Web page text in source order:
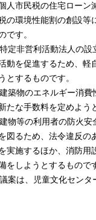
人市民税の住宅ローン
の環境性能割の創設等
です。
定非営利活動法人の設
動を促進するため、軽
とするものです。
築物のエネルギー消費
たな手数料を定めよう
物等の利用者の防火安
図るため、法令違反の
実施するほか、消防用
をしようとするもので
案は、児童文化センタ